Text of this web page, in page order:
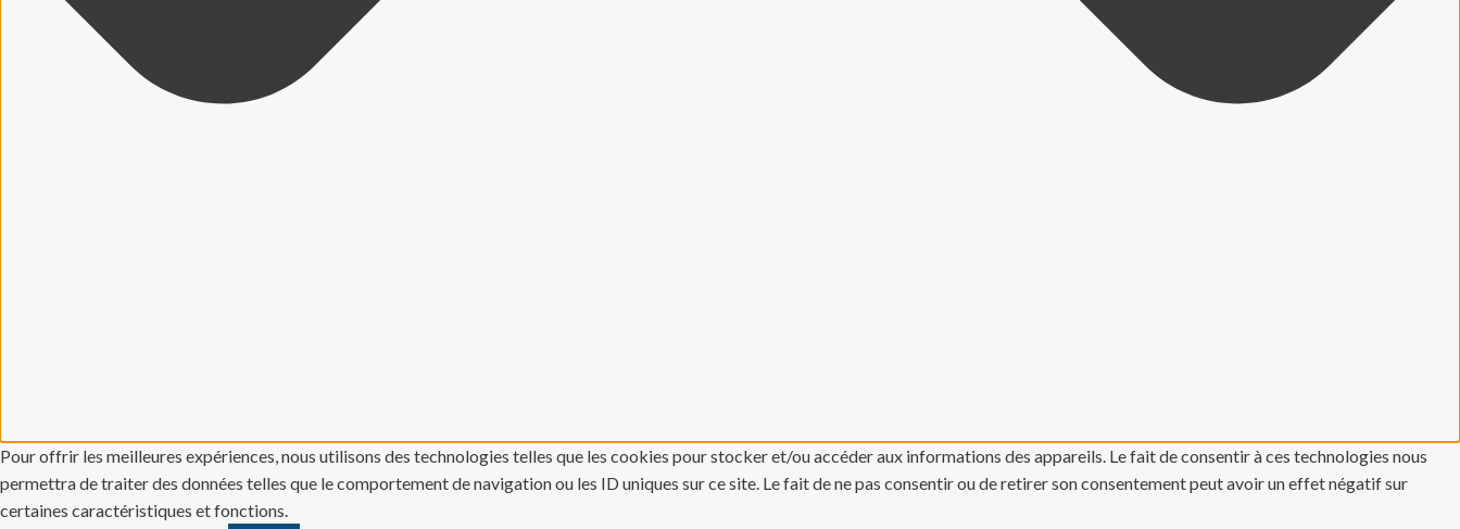
Pour offrir les meilleures expériences, nous utilisons des technologies telles que les cookies pour stocker et/ou accéder aux informations des appareils. Le fait de consentir à ces technologies nous
permettra de traiter des données telles que le comportement de navigation ou les ID uniques sur ce site. Le fait de ne pas consentir ou de retirer son consentement peut avoir un effet négatif sur
certaines caractéristiques et fonctions.